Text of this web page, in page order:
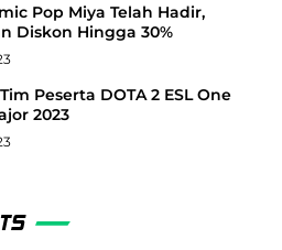
Pop Miya Telah Hadir,
Diskon Hingga 30%
Peserta DOTA 2 ESL One
2023